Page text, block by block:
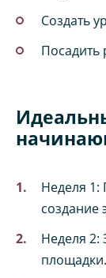
Создать
Посадить
Неделя 1:
создание
Неделя 2:
площадки.